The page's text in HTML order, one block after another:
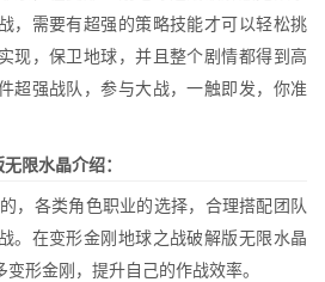
，需要有超强的策略技能才可以轻松挑
现，保卫地球，并且整个剧情都得到高
超强战队，参与大战，一触即发，你准
限水晶介绍：
，各类角色职业的选择，合理搭配团队
。在变形金刚地球之战破解版无限水晶
形金刚，提升自己的作战效率。